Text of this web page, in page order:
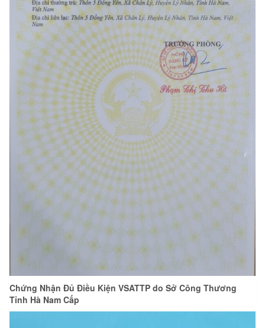
Chứng Nhận Đủ Điều Kiện VSATTP do Sở Công Thương
Tỉnh Hà Nam Cấp